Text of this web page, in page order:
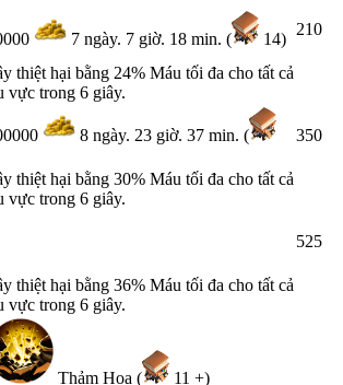
7 ngày. 7 giờ. 18 min. ( 14)
210
thiệt hại bằng 24% Máu tối đa cho tất cả
vực trong 6 giây.
8 ngày. 23 giờ. 37 min. (
350
thiệt hại bằng 30% Máu tối đa cho tất cả
vực trong 6 giây.
525
thiệt hại bằng 36% Máu tối đa cho tất cả
vực trong 6 giây.
Thảm Họa ( 11 +)